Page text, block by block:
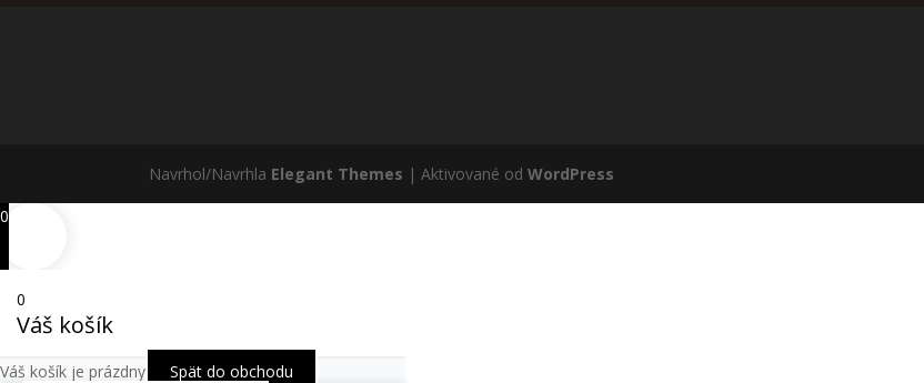
Navrhol/Navrhla Elegant Themes | Aktivované odWordPress
0
0
Váš košík
Váš košík je prázdny Spät do obchodu